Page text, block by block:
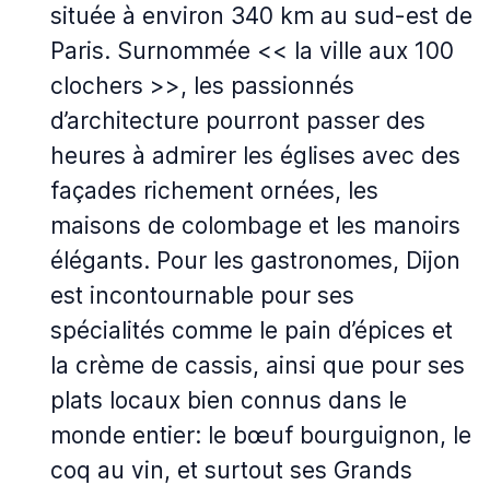
située à environ 340 km au sud-est de
Paris. Surnommée << la ville aux 100
clochers >>, les passionnés
d’architecture pourront passer des
heures à admirer les églises avec des
façades richement ornées, les
maisons de colombage et les manoirs
élégants. Pour les gastronomes, Dijon
est incontournable pour ses
spécialités comme le pain d’épices et
la crème de cassis, ainsi que pour ses
plats locaux bien connus dans le
monde entier: le bœuf bourguignon, le
coq au vin, et surtout ses Grands